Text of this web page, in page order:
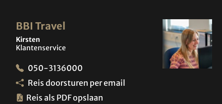
BBI Travel
Kirsten
Klantenservice
050-3136000
Reis doorsturen per email
Reis als PDF opslaan